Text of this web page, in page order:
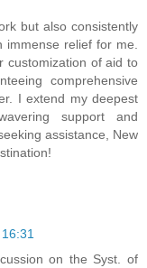
but also consistently
relief for me.
customization of aid to
comprehensive
I extend my deepest
support and
assistance, New
on the Syst. of